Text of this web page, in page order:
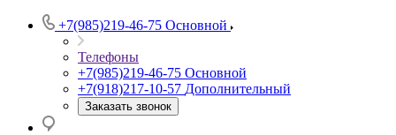
+7(985)219-46-75 Основной
Телефоны
+7(985)219-46-75 Основной
+7(918)217-10-57 Дополнительный
Заказать звонок